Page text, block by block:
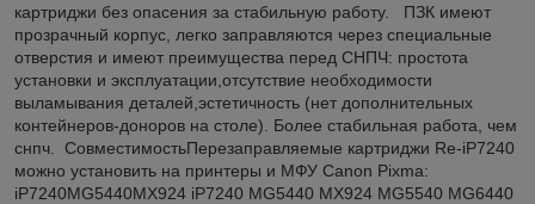
картриджи без опасения за стабильную работу. ПЗК имеют
прозрачный корпус, легко заправляются через специальные
отверстия и имеют преимущества перед СНПЧ: простота
установки и эксплуатации,отсутствие необходимости
выламывания деталей,эстетичность (нет дополнительных
контейнеров-доноров на столе). Более стабильная работа, чем
снпч. СовместимостьПерезаправляемые картриджи Re-iP7240
можно установить на принтеры и МФУ Canon Pixma:
iP7240MG5440MX924 iP7240 MG5440 MX924 MG5540 MG6440